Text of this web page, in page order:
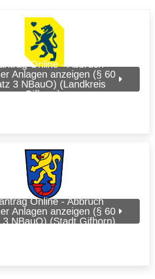
Online - Abbruch
Anlagen anzeigen (§ 60
3 NBauO) (Landkreis
Gifhorn)
Online - Abbruch
Anlagen anzeigen (§ 60
3 NBauO) (Stadt Gifhorn)